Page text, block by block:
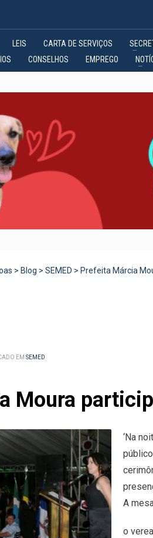
LEIS CARTA DE SERVIÇOS
CONSELHOS EMPREGO
> Blog > SEMED > Prefeita Márcia
EM SEMED
Moura
‘Na
A
o